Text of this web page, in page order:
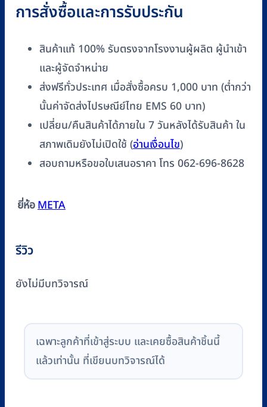
การสั่งซื้อและการรับประกัน
สินค้าแท้ 100% รับตรงจากโรงงานผู้ผลิต ผู้นำเข้า
และผู้จัดจำหน่าย
ส่งฟรีทั่วประเทศ เมื่อสั่งซื้อครบ 1,000 บาท (ต่ำกว่า
นั้นค่าจัดส่งไปรษณีย์ไทย EMS 60 บาท)
เปลี่ยน/คืนสินค้าได้ภายใน 7 วันหลังได้รับสินค้า ใน
สภาพเดิมยังไม่เปิดใช้ (อ่านเงื่อนไข)
สอบถามหรือขอใบเสนอราคา โทร 062-696-8628
ยี่ห้อMETA
รีวิว
ยังไม่มีบทวิจารณ์
เฉพาะลูกค้าที่เข้าสู่ระบบ และเคยซื้อสินค้าชิ้นนี้
แล้วเท่านั้น ที่เขียนบทวิจารณ์ได้